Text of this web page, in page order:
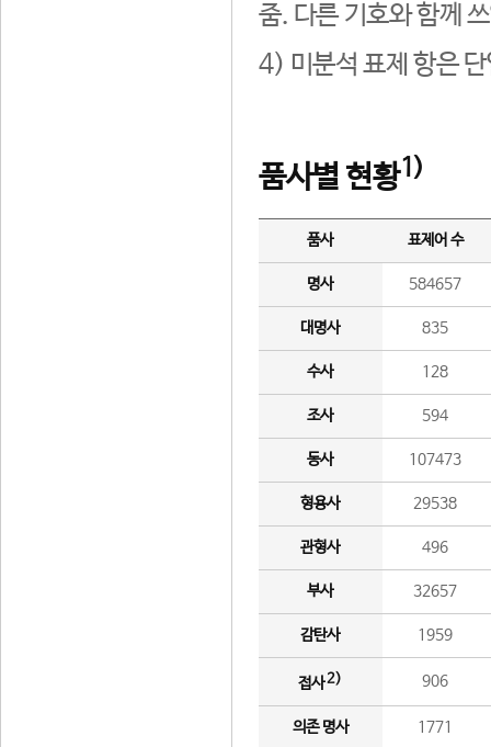
줌. 다른 기호와 함께
4) 미분석 표제 항은
품사별 현황1)
품사 표제어 수
명사 584657
대명사 835
수사 128
조사 594
동사 107473
형용사 29538
관형사 496
부사 32657
감탄사 1959
접사2) 906
의존 명사 1771